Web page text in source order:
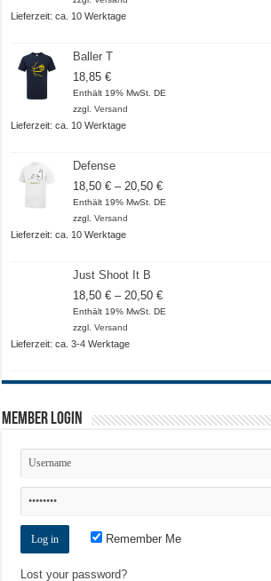
Lieferzeit: ca. 10 Werktage
Baller T
18,85€
Enthält 19% MwSt. DE
zzgl.Versand
Lieferzeit: ca. 10 Werktage
Defense
18,50€ – 20,50€Preisspanne:
18,50 €
Enthält 19% MwSt. DE
zzgl.Versand
Lieferzeit: ca. 10 Werktage
Just Shoot It B
18,50€ – 20,50€Preisspanne:
18,50 €
Enthält 19% MwSt. DE
zzgl.Versand
Lieferzeit: ca. 3-4 Werktage
Member Login
Remember Me
Lost your password?